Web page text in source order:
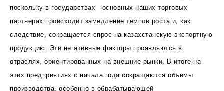
поскольку в государствах—основных наших торговых
партнерах происходит замедление темпов роста и, как
следствие, сокращается спрос на казахстанскую экспортную
продукцию. Эти негативные факторы проявляются в
отраслях, ориентированных на внешние рынки. В итоге на
этих предприятиях с начала года сокращаются объемы
производства, особенно в обрабатывающей